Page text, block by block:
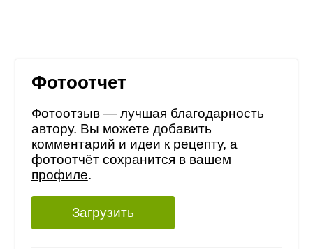
Фотоотчет
Фотоотзыв — лучшая благодарность
автору. Вы можете добавить
комментарий и идеи к рецепту, а
фотоотчёт сохранится в вашем
профиле.
Загрузить